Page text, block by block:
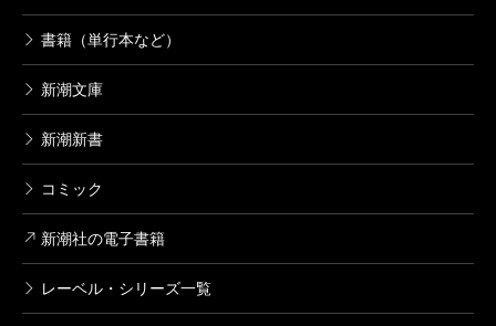
書籍（単行本など）
新潮文庫
新潮新書
コミック
新潮社の電子書籍
レーベル・シリーズ一覧